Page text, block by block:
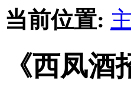
当前位置:
《西凤